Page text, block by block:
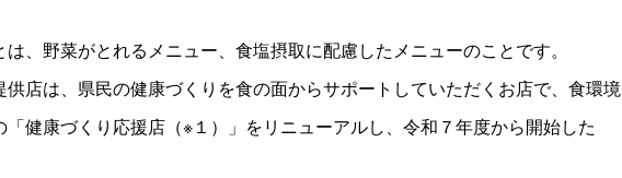
は、野菜がとれるメニュー、食塩摂取に配慮したメニューのことです。
供店は、県民の健康づくりを食の面からサポートしていただくお店で、食環境
健康づくり応援店（※１）」をリニューアルし、令和７年度から開始した